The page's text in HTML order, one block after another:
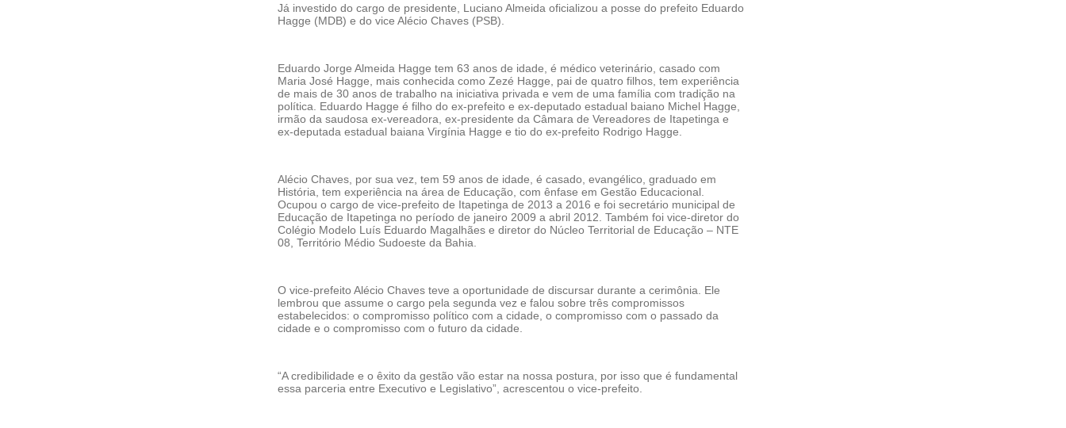
Já investido do cargo de presidente, Luciano Almeida oficializou a posse do prefeito Eduardo
Hagge (MDB) e do vice Alécio Chaves (PSB).
Eduardo Jorge Almeida Hagge tem 63 anos de idade, é médico veterinário, casado com
Maria José Hagge, mais conhecida como Zezé Hagge, pai de quatro filhos, tem experiência
de mais de 30 anos de trabalho na iniciativa privada e vem de uma família com tradição na
política. Eduardo Hagge é filho do ex-prefeito e ex-deputado estadual baiano Michel Hagge,
irmão da saudosa ex-vereadora, ex-presidente da Câmara de Vereadores de Itapetinga e
ex-deputada estadual baiana Virgínia Hagge e tio do ex-prefeito Rodrigo Hagge.
Alécio Chaves, por sua vez, tem 59 anos de idade, é casado, evangélico, graduado em
História, tem experiência na área de Educação, com ênfase em Gestão Educacional.
Ocupou o cargo de vice-prefeito de Itapetinga de 2013 a 2016 e foi secretário municipal de
Educação de Itapetinga no período de janeiro 2009 a abril 2012. Também foi vice-diretor do
Colégio Modelo Luís Eduardo Magalhães e diretor do Núcleo Territorial de Educação – NTE
08, Território Médio Sudoeste da Bahia.
O vice-prefeito Alécio Chaves teve a oportunidade de discursar durante a cerimônia. Ele
lembrou que assume o cargo pela segunda vez e falou sobre três compromissos
estabelecidos: o compromisso político com a cidade, o compromisso com o passado da
cidade e o compromisso com o futuro da cidade.
“A credibilidade e o êxito da gestão vão estar na nossa postura, por isso que é fundamental
essa parceria entre Executivo e Legislativo”, acrescentou o vice-prefeito.